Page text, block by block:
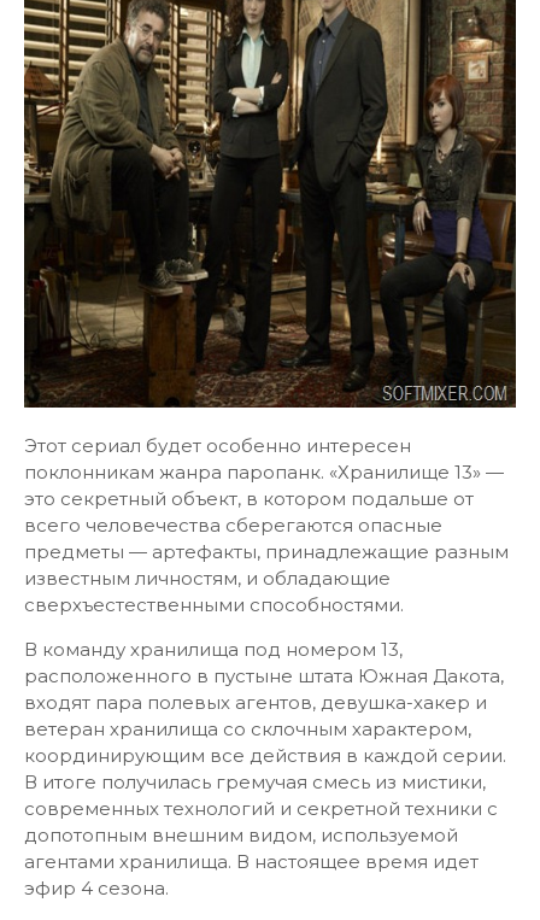
Этот сериал будет особенно интересен
поклонникам жанра паропанк. «Хранилище 13» —
это секретный объект, в котором подальше от
всего человечества сберегаются опасные
предметы — артефакты, принадлежащие разным
известным личностям, и обладающие
сверхъестественными способностями.
В команду хранилища под номером 13,
расположенного в пустыне штата Южная Дакота,
входят пара полевых агентов, девушка-хакер и
ветеран хранилища со склочным характером,
координирующим все действия в каждой серии.
В итоге получилась гремучая смесь из мистики,
современных технологий и секретной техники с
допотопным внешним видом, используемой
агентами хранилища. В настоящее время идет
эфир 4 сезона.